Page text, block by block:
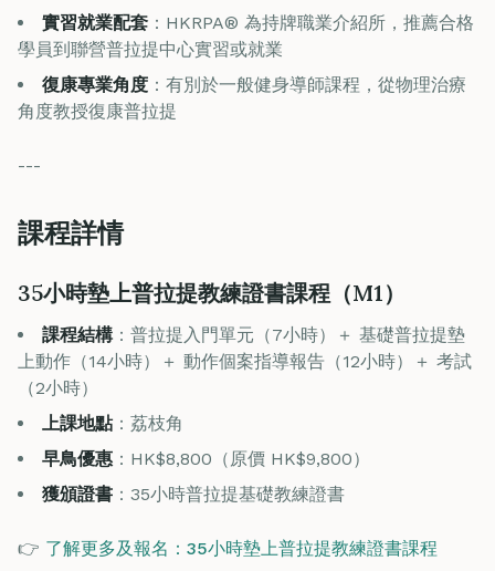
實習就業配套 ：HKRPA® 為持牌職業介紹所，推薦合格
學員到聯營普拉提中心實習或就業
復康專業角度 ：有別於一般健身導師課程，從物理治療
角度教授復康普拉提
---
課程詳情
35小時墊上普拉提教練證書課程（M1）
課程結構 ：普拉提入門單元（7小時）＋ 基礎普拉提墊
上動作（14小時）＋ 動作個案指導報告（12小時）＋ 考試
（2小時）
上課地點：荔枝角
早鳥優惠 ：HK$8,800（原價 HK$9,800）
獲頒證書 ：35小時普拉提基礎教練證書
👉 了解更多及報名：35小時墊上普拉提教練證書課程